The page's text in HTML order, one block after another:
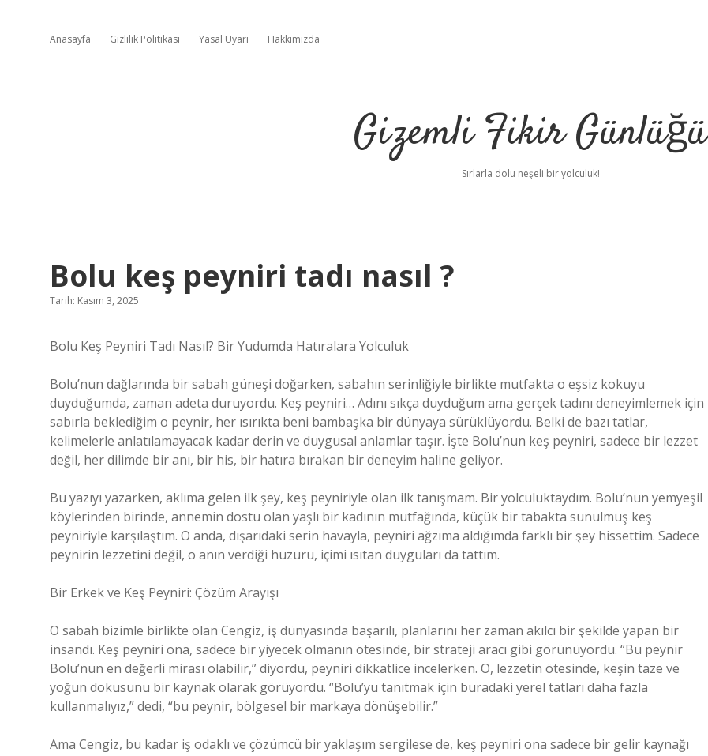
Anasayfa Gizlilik Politikası Yasal Uyarı Hakkımızda
Gizemli Fikir Günlüğü
Sırlarla dolu neşeli bir yolculuk!
Bolu keş peyniri tadı nasıl ?
Tarih: Kasım 3, 2025
Bolu Keş Peyniri Tadı Nasıl? Bir Yudumda Hatıralara Yolculuk
Bolu’nun dağlarında bir sabah güneşi doğarken, sabahın serinliğiyle birlikte mutfakta o eşsiz kokuyu
duyduğumda, zaman adeta duruyordu. Keş peyniri… Adını sıkça duyduğum ama gerçek tadını deneyimlemek için
sabırla beklediğim o peynir, her ısırıkta beni bambaşka bir dünyaya sürüklüyordu. Belki de bazı tatlar,
kelimelerle anlatılamayacak kadar derin ve duygusal anlamlar taşır. İşte Bolu’nun keş peyniri, sadece bir lezzet
değil, her dilimde bir anı, bir his, bir hatıra bırakan bir deneyim haline geliyor.
Bu yazıyı yazarken, aklıma gelen ilk şey, keş peyniriyle olan ilk tanışmam. Bir yolculuktaydım. Bolu’nun yemyeşil
köylerinden birinde, annemin dostu olan yaşlı bir kadının mutfağında, küçük bir tabakta sunulmuş keş
peyniriyle karşılaştım. O anda, dışarıdaki serin havayla, peyniri ağzıma aldığımda farklı bir şey hissettim. Sadece
peynirin lezzetini değil, o anın verdiği huzuru, içimi ısıtan duyguları da tattım.
Bir Erkek ve Keş Peyniri: Çözüm Arayışı
O sabah bizimle birlikte olan Cengiz, iş dünyasında başarılı, planlarını her zaman akılcı bir şekilde yapan bir
insandı. Keş peyniri ona, sadece bir yiyecek olmanın ötesinde, bir strateji aracı gibi görünüyordu. “Bu peynir
Bolu’nun en değerli mirası olabilir,” diyordu, peyniri dikkatlice incelerken. O, lezzetin ötesinde, keşin taze ve
yoğun dokusunu bir kaynak olarak görüyordu. “Bolu’yu tanıtmak için buradaki yerel tatları daha fazla
kullanmalıyız,” dedi, “bu peynir, bölgesel bir markaya dönüşebilir.”
Ama Cengiz, bu kadar iş odaklı ve çözümcü bir yaklaşım sergilese de, keş peyniri ona sadece bir gelir kaynağı